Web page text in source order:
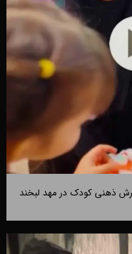
ذهنی کودک در مهد لبخند